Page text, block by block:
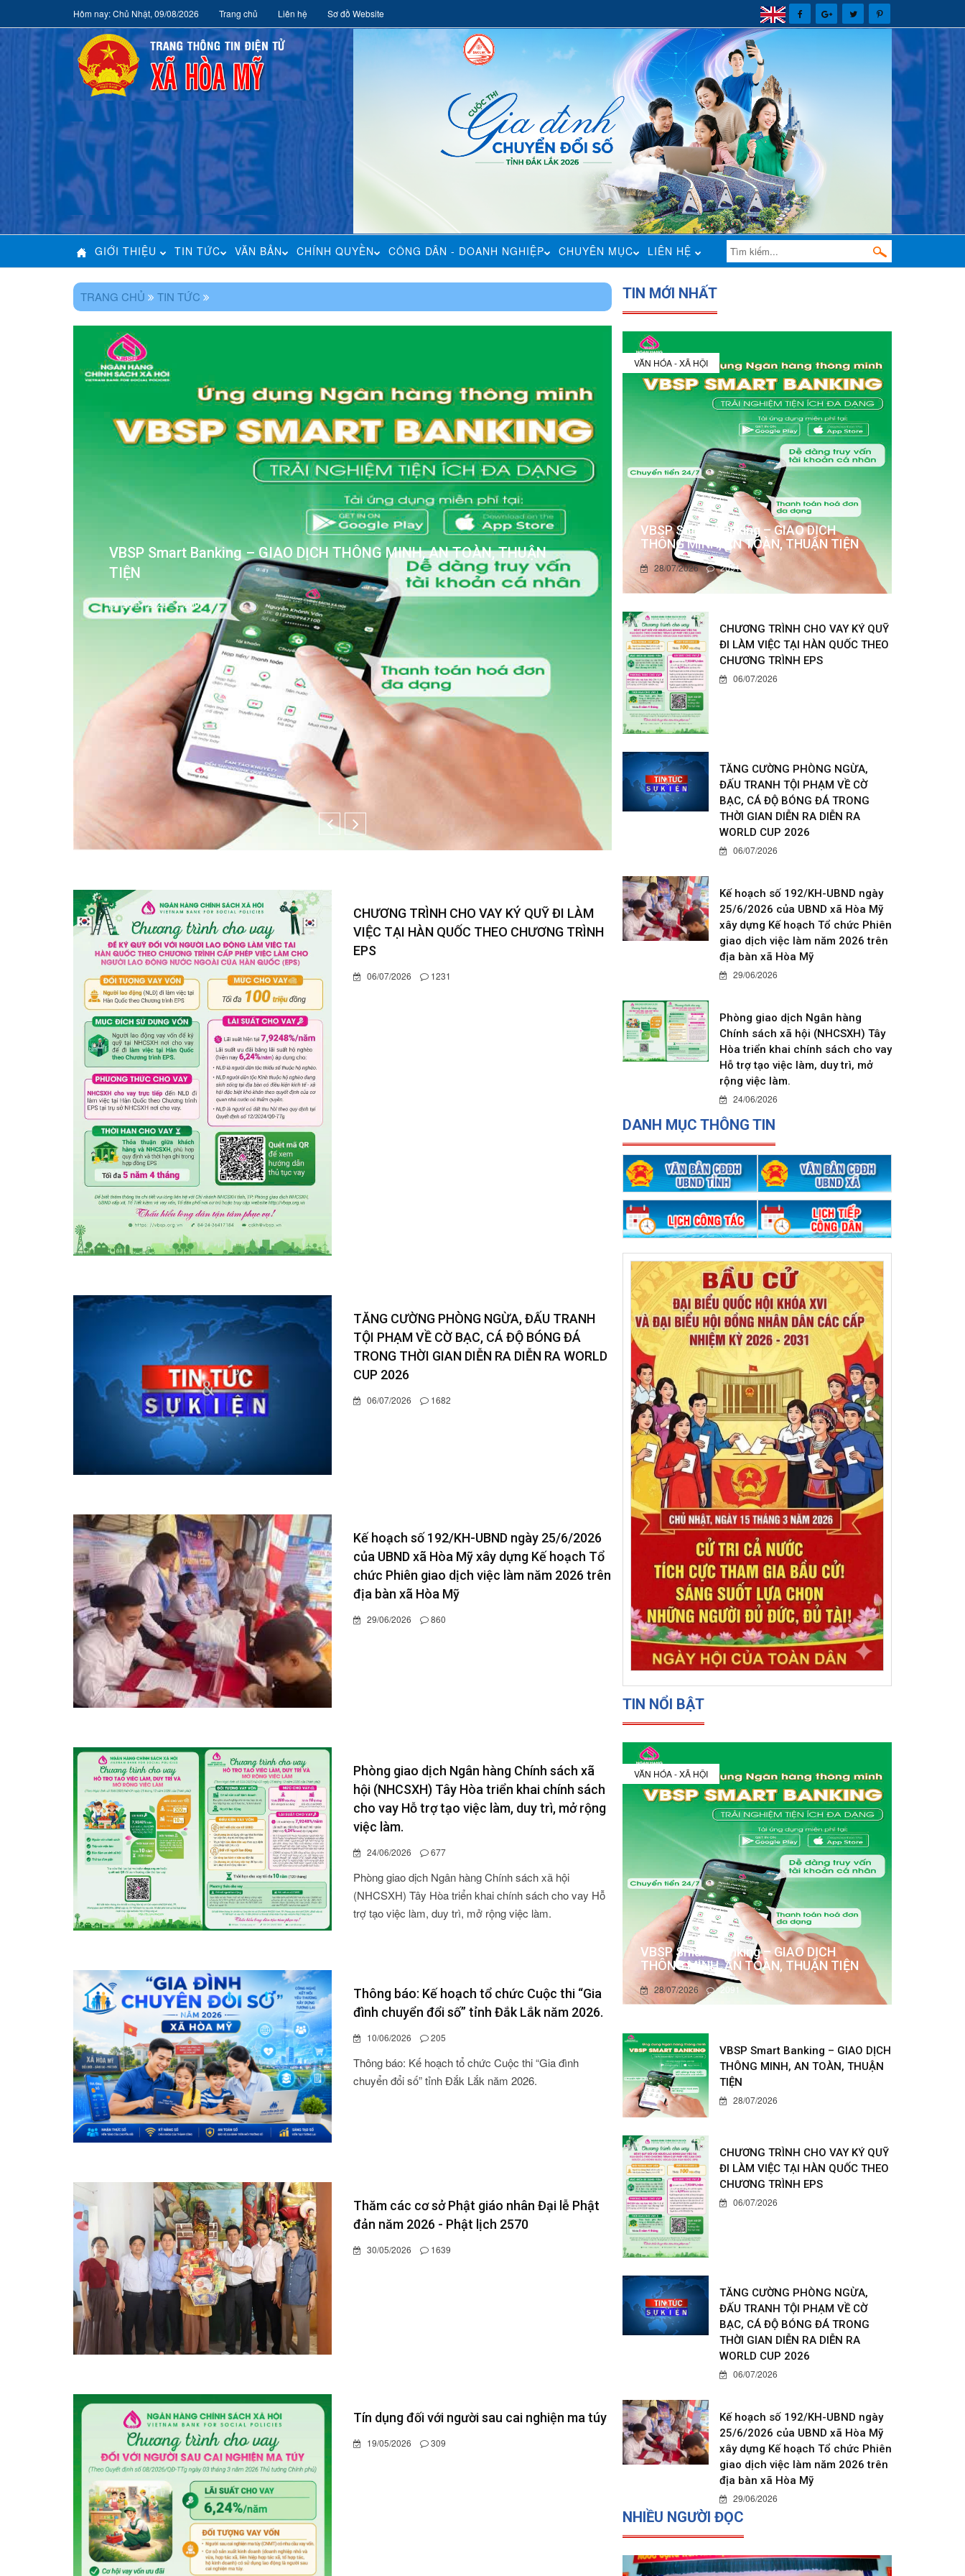
Hôm nay: Chủ Nhật, 09/08/2026 Trang chủ Liên hệ Sơ đồ Website
GIỚI THIỆU TIN TỨC VĂN BẢN CHÍNH QUYỀN CÔNG DÂN - DOANH NGHIỆP CHUYÊN MỤC LIÊN HỆ
TRANG CHỦ TIN TỨC
CHƯƠNG TRÌNH CHO VAY KÝ QUỸ ĐI LÀM VIỆC TẠI HÀN QUỐC THEO
CHƯƠNG TRÌNH EPS
06/07/2026 1231
TĂNG CƯỜNG PHÒNG NGỪA, ĐẤU TRANH
TỘI PHẠM VỀ CỜ BẠC, CÁ ĐỘ BÓNG ĐÁ
TRONG THỜI GIAN DIỄN RA DIỄN RA WORLD
Kế hoạch số 192/KH-UBND ngày 25/6/2026
của UBND xã Hòa Mỹ xây dựng Kế hoạch Tổ
chức Phiên giao dịch việc làm năm 2026 trên
địa bàn xã Hòa Mỹ
29/06/2026 860
Phòng giao dịch Ngân hàng Chính sách xã
cho vay Hỗ trợ tạo việc làm, duy trì, mở rộng
việc làm.
24/06/2026 677
Thông báo: Kế hoạch tổ chức Cuộc thi “Gia
đình chuyển đổi số” tỉnh Đắk Lắk năm 2026.
Thăm các cơ sở Phật giáo nhân Đại lễ Phật
TIN MỚI NHẤT
VĂN HÓA - XÃ HỘI
VBSP Smart Banking – GIAO DỊCH
THÔNG MINH, AN TOÀN, THUẬN TIỆN
28/07/2026 2091
CHƯƠNG TRÌNH CHO VAY KÝ QUỸ
ĐI LÀM VIỆC TẠI HÀN QUỐC THEO
CHƯƠNG TRÌNH EPS
06/07/2026
TĂNG CƯỜNG PHÒNG NGỪA,
ĐẤU TRANH TỘI PHẠM VỀ CỜ
BẠC, CÁ ĐỘ BÓNG ĐÁ TRONG
THỜI GIAN DIỄN RA DIỄN RA
WORLD CUP 2026
06/07/2026
Kế hoạch số 192/KH-UBND ngày
25/6/2026 của UBND xã Hòa Mỹ
xây dựng Kế hoạch Tổ chức Phiên
giao dịch việc làm năm 2026 trên
địa bàn xã Hòa Mỹ
29/06/2026
Phòng giao dịch Ngân hàng
Chính sách xã hội (NHCSXH) Tây
Hòa triển khai chính sách cho vay
Hỗ trợ tạo việc làm, duy trì, mở
rộng việc làm.
24/06/2026
DANH MỤC THÔNG TIN
TIN NỔI BẬT
VĂN HÓA - XÃ HỘI
VBSP Smart Banking – GIAO DỊCH
THÔNG MINH, AN TOÀN, THUẬN TIỆN
28/07/2026 2091
VBSP Smart Banking – GIAO DỊCH
THÔNG MINH, AN TOÀN, THUẬN
TIỆN
28/07/2026
CHƯƠNG TRÌNH CHO VAY KÝ QUỸ
ĐI LÀM VIỆC TẠI HÀN QUỐC THEO
CHƯƠNG TRÌNH EPS
06/07/2026
TĂNG CƯỜNG PHÒNG NGỪA,
ĐẤU TRANH TỘI PHẠM VỀ CỜ
BẠC, CÁ ĐỘ BÓNG ĐÁ TRONG
THỜI GIAN DIỄN RA DIỄN RA
WORLD CUP 2026
06/07/2026
Kế hoạch số 192/KH-UBND ngày
25/6/2026 của UBND xã Hòa Mỹ
xây dựng Kế hoạch Tổ chức Phiên
giao dịch việc làm năm 2026 trên
địa bàn xã Hòa Mỹ
29/06/2026
NHIỀU NGƯỜI ĐỌC